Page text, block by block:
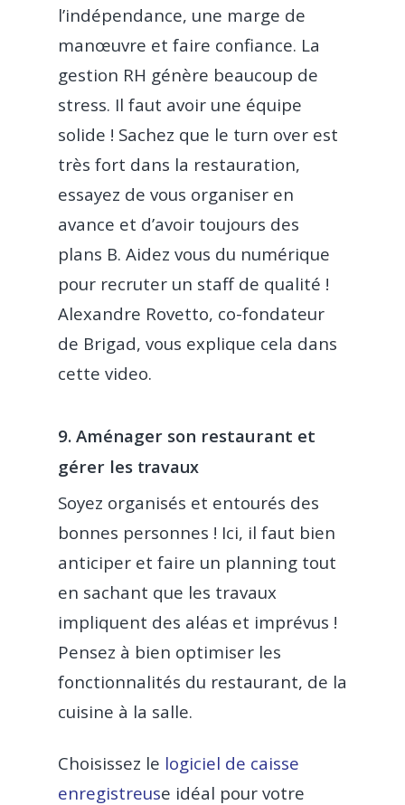
l’indépendance, une marge de
manœuvre et faire confiance. La
gestion RH génère beaucoup de
stress. Il faut avoir une équipe
solide ! Sachez que le turn over est
très fort dans la restauration,
essayez de vous organiser en
avance et d’avoir toujours des
plans B. Aidez vous du numérique
pour recruter un staff de qualité !
Alexandre Rovetto, co-fondateur
de Brigad, vous explique cela dans
cette video.
9. Aménager son restaurant et
gérer les travaux
Soyez organisés et entourés des
bonnes personnes ! Ici, il faut bien
anticiper et faire un planning tout
en sachant que les travaux
impliquent des aléas et imprévus !
Pensez à bien optimiser les
fonctionnalités du restaurant, de la
cuisine à la salle.
Choisissez le logiciel de caisse
enregistreuse idéal pour votre